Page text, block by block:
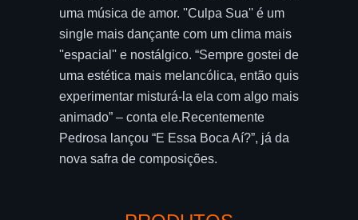
uma música de amor. ''Culpa Sua'' é um
single mais dançante com um clima mais
''espacial'' e nostálgico. “Sempre gostei de
uma estética mais melancólica, então quis
experimentar misturá-la ela com algo mais
animado” – conta ele.Recentemente
Pedrosa lançou “E Essa Boca Aí?”, já da
nova safra de composições.